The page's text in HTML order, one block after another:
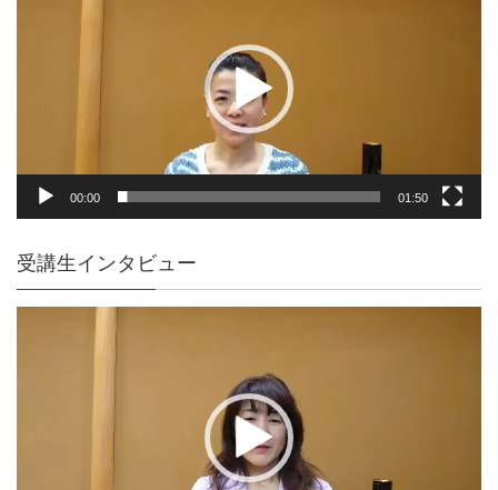
00:00 01:50
受講生インタビュー